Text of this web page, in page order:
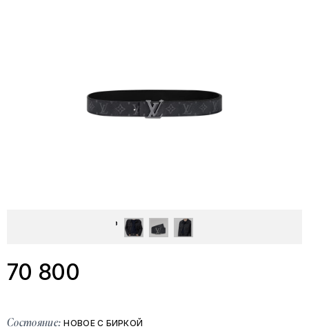
70 800
Состояние: НОВОЕ С БИРКОЙ